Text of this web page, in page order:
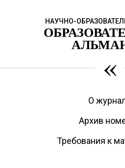
НАУЧНО-
«
О
Архив
Требования к